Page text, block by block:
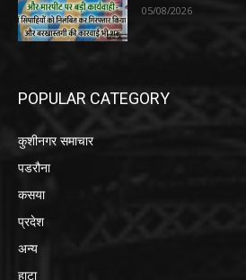
05/08/2026
POPULAR CATEGORY
कुशीनगर समाचार
पडरौना
कसया
प्रदेश
अन्य
हाटा